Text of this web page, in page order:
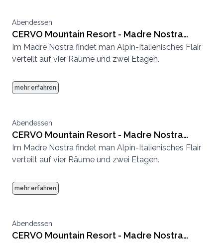
Abendessen
CERVO Mountain Resort - Madre Nostra
kleine Stube
Im Madre Nostra findet man Alpin-Italienisches Flair
verteilt auf vier Räume und zwei Etagen.
mehr erfahren
Abendessen
CERVO Mountain Resort - Madre Nostra
grosse Stube
Im Madre Nostra findet man Alpin-Italienisches Flair
verteilt auf vier Räume und zwei Etagen.
mehr erfahren
Abendessen
CERVO Mountain Resort - Madre Nostra